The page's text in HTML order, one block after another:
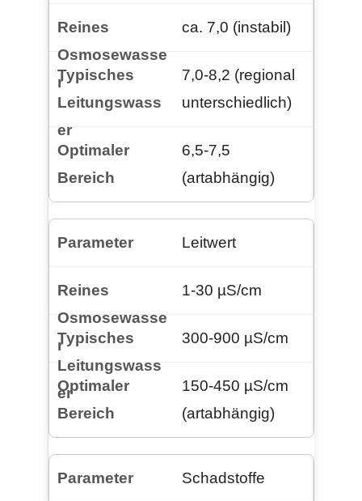
ca. 7,0 (instabil)
7,0-8,2 (regional
unterschiedlich)
6,5-7,5
(artabhängig)
Leitwert
1-30 µS/cm
300-900 µS/cm
150-450 µS/cm
(artabhängig)
Schadstoffe